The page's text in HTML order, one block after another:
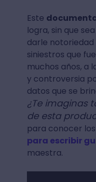
Este
logra, sin que
darle
siniestros que
muchos años, a
y controversia
datos que se
¿Te imaginas
de esta
para conocer los
para escribir
maestra.